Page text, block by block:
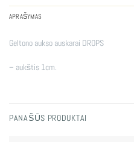
APRAŠYMAS
Geltono aukso auskarai DROPS
– aukštis 1cm.
PANAŠŪS PRODUKTAI